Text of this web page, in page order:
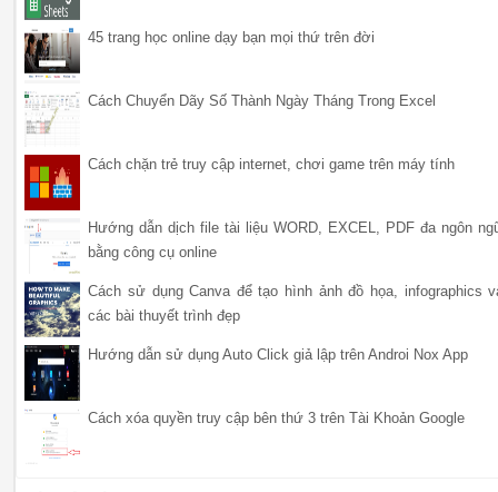
45 trang học online dạy bạn mọi thứ trên đời
Cách Chuyển Dãy Số Thành Ngày Tháng Trong Excel
Cách chặn trẻ truy cập internet, chơi game trên máy tính
Hướng dẫn dịch file tài liệu WORD, EXCEL, PDF đa ngôn
bằng công cụ online
Cách sử dụng Canva để tạo hình ảnh đồ họa, infographics
các bài thuyết trình đẹp
Hướng dẫn sử dụng Auto Click giả lập trên Androi Nox App
Cách xóa quyền truy cập bên thứ 3 trên Tài Khoản Google